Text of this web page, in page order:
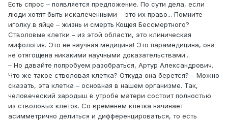
Есть спрос – появляется предложение. По сути дела, если
люди хотят быть искалеченными – это их право... Помните
иголку в яйце – жизнь и смерть Кощея Бессмертного?
Стволовые клетки – из этой области, это клиническая
мифология. Это не научная медицина! Это парамедицина, она
не отягощена никакими научными доказательствами...
– Но давайте попробуем разобраться, Артур Александрович.
Что же такое стволовая клетка? Откуда она берется? – Можно
сказать, эта клетка – основная в нашем организме. Так,
человеческий зародыш в утробе матери состоит полностью
из стволовых клеток. Со временем клетка начинает
асимметрично делиться и дифференцироваться, то есть